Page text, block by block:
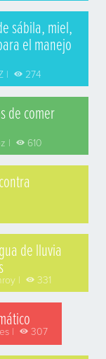
sábila, miel,
el manejo
| 274
de comer
| 610
de lluvia
| 331
| 307